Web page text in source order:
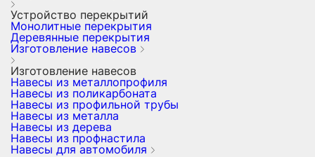
Устройство перекрытий
Монолитные перекрытия
Деревянные перекрытия
Изготовление навесов
Изготовление навесов
Навесы из металлопрофиля
Навесы из поликарбоната
Навесы из профильной трубы
Навесы из металла
Навесы из дерева
Навесы из профнастила
Навесы для автомобиля